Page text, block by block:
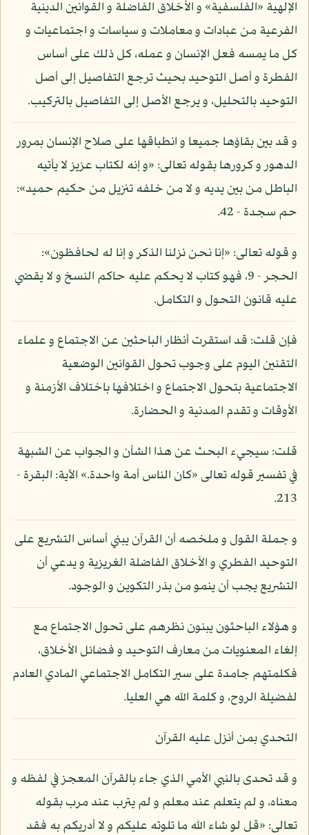
الإلهية «الفلسفية» و الأخلاق الفاضلة و القوانين الدينية
الفرعية من عبادات و معاملات و سياسات و اجتماعيات و
كل ما يمسه فعل الإنسان و عمله، كل ذلك على أساس
الفطرة و أصل التوحيد بحيث ترجع التفاصيل إلى أصل
التوحيد بالتحليل، و يرجع الأصل إلى التفاصيل بالتركيب.
و قد بين بقاؤها جميعا و انطباقها على صلاح الإنسان بمرور
الدهور و كرورها بقوله تعالى: «و إنه لكتاب عزيز لا يأتيه
الباطل من بين يديه و لا من خلفه تنزيل من حكيم حميد»:
حم سجدة - 42.
و قوله تعالى: «إنا نحن نزلنا الذكر و إنا له لحافظون»:
الحجر - 9، فهو كتاب لا يحكم عليه حاكم النسخ و لا يقضي
عليه قانون التحول و التكامل.
فإن قلت: قد استقرت أنظار الباحثين عن الاجتماع و علماء
التقنين اليوم على وجوب تحول القوانين الوضعية
الاجتماعية بتحول الاجتماع و اختلافها باختلاف الأزمنة و
الأوقات و تقدم المدنية و الحضارة.
قلت: سيجيء البحث عن هذا الشأن و الجواب عن الشبهة
في تفسير قوله تعالى «كان الناس أمة واحدة.» الآية: البقرة -
213.
و جملة القول و ملخصه أن القرآن يبني أساس التشريع على
التوحيد الفطري و الأخلاق الفاضلة الغريزية و يدعي أن
التشريع يجب أن ينمو من بذر التكوين و الوجود.
و هؤلاء الباحثون يبنون نظرهم على تحول الاجتماع مع
إلغاء المعنويات من معارف التوحيد و فضائل الأخلاق،
فكلمتهم جامدة على سير التكامل الاجتماعي المادي العادم
لفضيلة الروح، و كلمة الله هي العليا.
التحدي بمن أنزل عليه القرآن
و قد تحدى بالنبي الأمي الذي جاء بالقرآن المعجز في لفظه و
معناه، و لم يتعلم عند معلم و لم يترب عند مرب بقوله
تعالى: «قل لو شاء الله ما تلوته عليكم و لا أدريكم به فقد